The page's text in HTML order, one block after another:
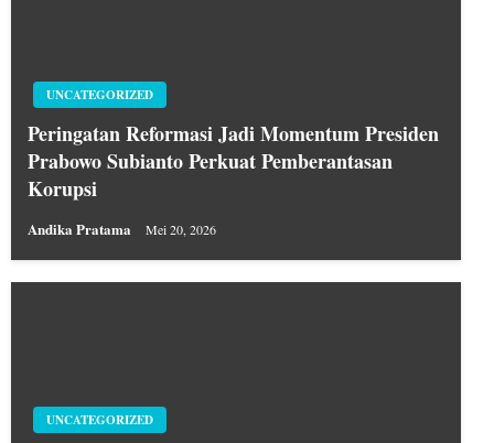
UNCATEGORIZED
Peringatan Reformasi Jadi Momentum Presiden
Prabowo Subianto Perkuat Pemberantasan
Korupsi
Andika Pratama Mei 20, 2026
UNCATEGORIZED